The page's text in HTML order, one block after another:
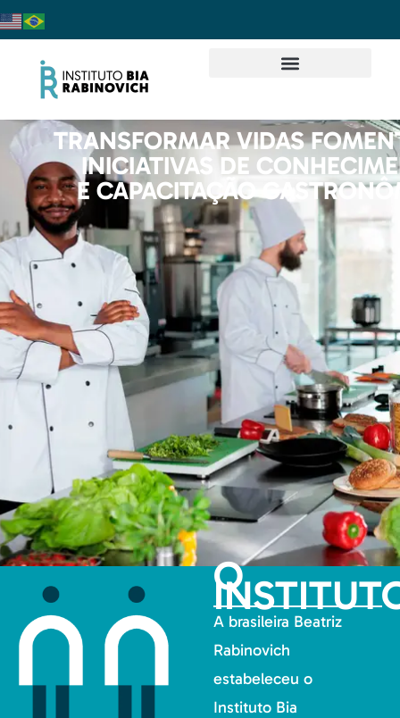
TRANSFORMAR VIDAS
INICIATIVAS DE
E CAPACITAÇÃO
O
A brasileira Beatriz
Rabinovich
estabeleceu o
Instituto Bia